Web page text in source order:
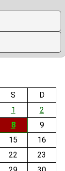
S
D
1
2
8
9
15
16
22
23